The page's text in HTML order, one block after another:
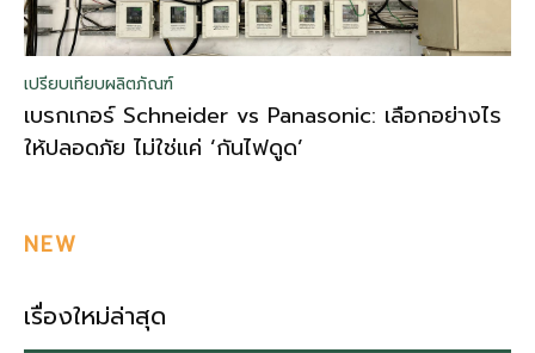
เปรียบเทียบผลิตภัณฑ์
เบรกเกอร์ Schneider vs Panasonic: เลือกอย่างไร
ให้ปลอดภัย ไม่ใช่แค่ ‘กันไฟดูด’
NEW
เรื่องใหม่ล่าสุด